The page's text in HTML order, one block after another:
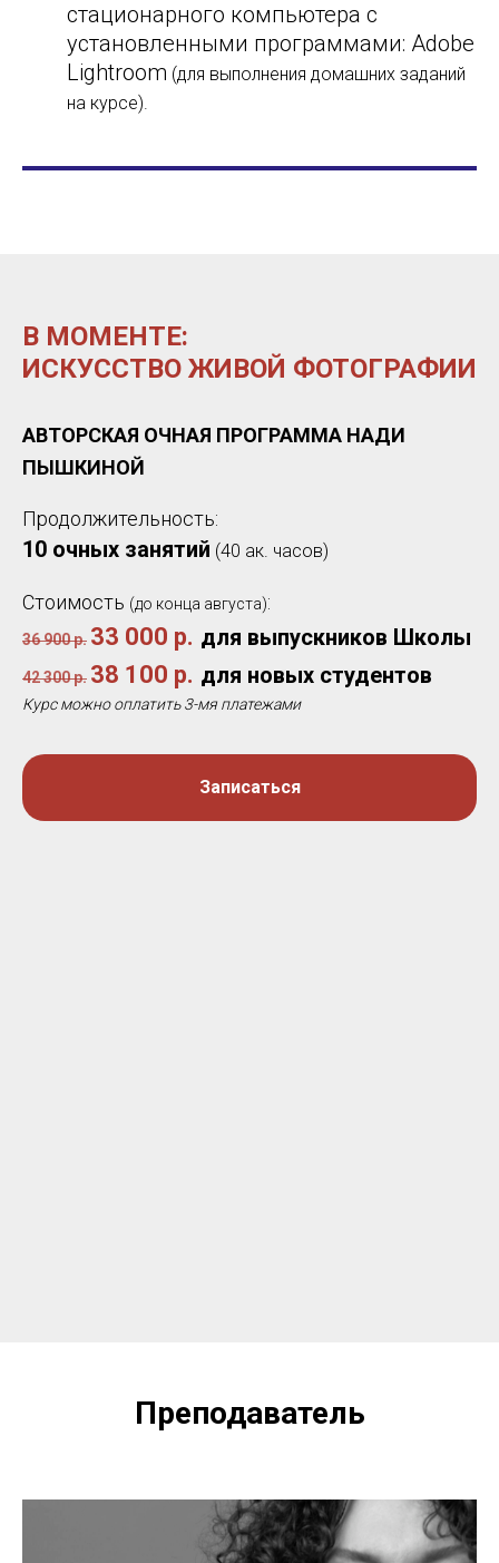
стационарного компьютера с
установленными программами: Adobe
Lightroom (для выполнения домашних заданий
на курсе).
В МОМЕНТЕ:
ИСКУССТВО ЖИВОЙ ФОТОГРАФИИ
АВТОРСКАЯ ОЧНАЯ ПРОГРАММА НАДИ
ПЫШКИНОЙ
Продолжительность:
10 очных занятий (40 ак. часов)
Стоимость (до конца августа):
36 900 р. 33 000 р. для выпускников Школы
42 300 р. 38 100 р. для новых студентов
Курс можно оплатить 3-мя платежами
Записаться
Преподаватель